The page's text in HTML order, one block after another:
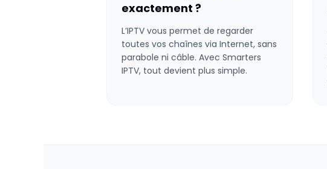
exactement ?
L’IPTV vous permet de regarder
toutes vos chaînes via Internet, sans
parabole ni câble. Avec Smarters
IPTV, tout devient plus simple.